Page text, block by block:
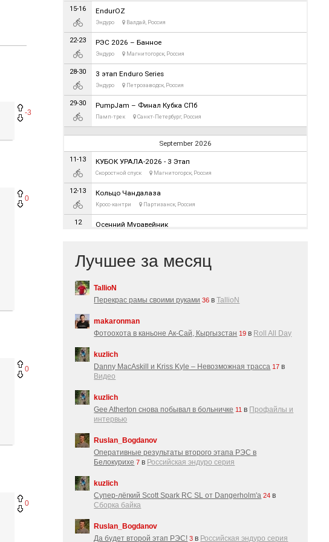
-3
0
0
0
Лучшее за месяц
TallioN
Перекрас рамы своими руками 36 вTallioN
makaronman
Фотоохота в каньоне Ак-Cай, Кыргызстан 19 в Roll All Day
kuzlich
Danny MacAskill и Kriss Kyle – Невозможная трасса 17 в
Видео
kuzlich
Gee Atherton снова побывал в больничке 11 в Профайлы и
интервью
Ruslan_Bogdanov
Оперативные результаты второго этапа РЭС в
Белокурихе 7 в Российская эндуро серия
kuzlich
Супер-лёгкий Scott Spark RC SL от Dangerholm'a 24 в
Сборка байка
Ruslan_Bogdanov
Да будет второй этап РЭС! 3 в Российская эндуро серия